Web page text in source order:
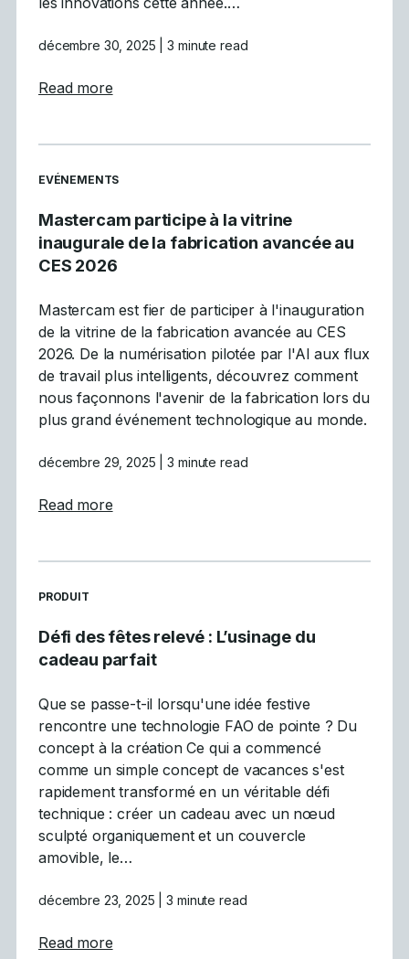
décembre 30, 2025 | 3 minute read
Read moreabout Les 5 principales tendances de la
READ MORE ARTICLES ABOUT
EVÉNEMENTS
Mastercam participe à la vitrine
inaugurale de la fabrication avancée au
CES 2026
Mastercam est fier de participer à l'inauguration
de la vitrine de la fabrication avancée au CES
2026. De la numérisation pilotée par l'AI aux flux
de travail plus intelligents, découvrez comment
nous façonnons l'avenir de la fabrication lors du
plus grand événement technologique au monde.
décembre 29, 2025 | 3 minute read
Read moreabout Mastercam participe à la vitrine
READ MORE ARTICLES ABOUT
PRODUIT
Défi des fêtes relevé : L’usinage du
cadeau parfait
Que se passe-t-il lorsqu'une idée festive
rencontre une technologie FAO de pointe ? Du
concept à la création Ce qui a commencé
comme un simple concept de vacances s'est
rapidement transformé en un véritable défi
technique : créer un cadeau avec un nœud
sculpté organiquement et un couvercle
amovible, le…
décembre 23, 2025 | 3 minute read
Read moreabout Défi des fêtes relevé :